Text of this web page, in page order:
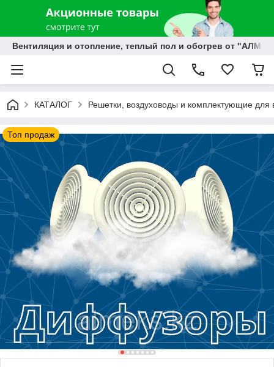
Вентиляция и отопление, теплый пол и обогрев от
КАТАЛОГ Решетки, воздуховоды и комплектующие для
Топ продаж